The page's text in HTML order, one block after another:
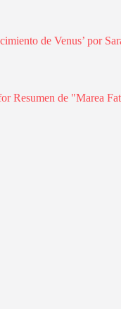
de Venus’ por